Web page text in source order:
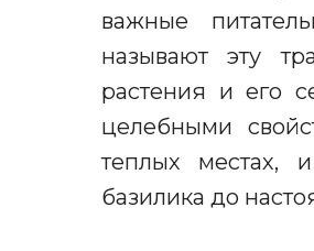
важные
называют эту
растения и его
целебными
теплых местах,
базилика до